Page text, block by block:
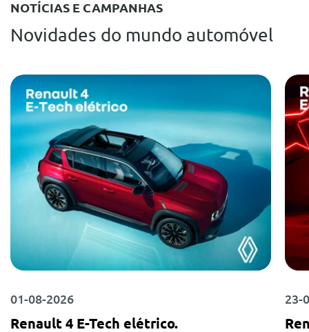
NOTÍCIAS E CAMPANHAS
Novidades do mundo automóvel
01-08-2026
Renault 4 E-Tech elétrico.
23-